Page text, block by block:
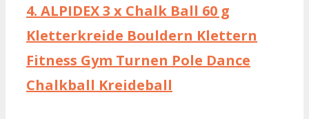
4. ALPIDEX 3 x Chalk Ball 60 g
Kletterkreide Bouldern Klettern
Fitness Gym Turnen Pole Dance
Chalkball Kreideball